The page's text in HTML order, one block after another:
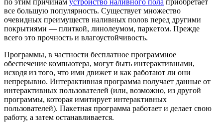
все большую популярность. Существует множество
очевидных преимуществ наливных полов перед другими
покрытиями — плиткой, линолеумом, паркетом. Прежде
всего это прочность и влагоустойчивость.
Программы, в частности бесплатное программное
обеспечение компьютера, могут быть интерактивными,
исходя из того, что ими движет и как работают ли они
непрерывно. Интерактивная программа получает данные от
интерактивных пользователей (или, возможно, из другой
программы, которая имитирует интерактивных
пользователей). Пакетная программа работает и делает свою
работу, а затем останавливается.